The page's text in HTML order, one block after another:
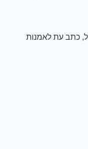
כתב עת לאמנות